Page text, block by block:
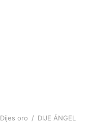
Dijes oro / DIJE ÁNGEL